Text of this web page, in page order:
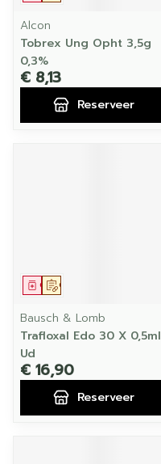
Alcon
Tobrex Ung Opht 3,5g
0,3%
€ 8,13
Reserveer
Op voorschrift
Geneesmiddel
Bausch & Lomb
Trafloxal Edo 30 X 0,5ml
Ud
€ 16,90
Reserveer